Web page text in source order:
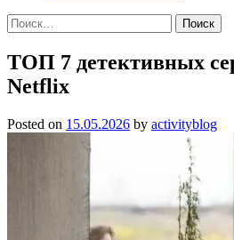
Найти:
ТОП 7 детективных
Netflix
Posted on 15.05.2026 by activityblog